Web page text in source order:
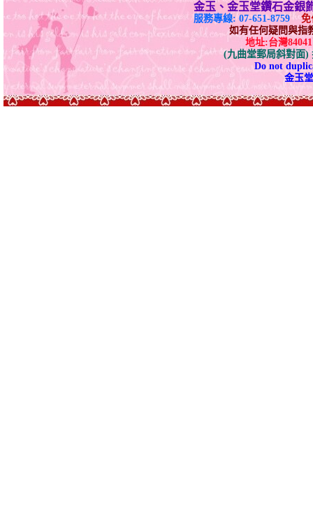
金玉、金玉堂鑽石金銀
服務專線: 07-651-8759
免
如有任何疑問與指
地址:台灣
(九曲堂郵局斜對面)
Do not
金玉